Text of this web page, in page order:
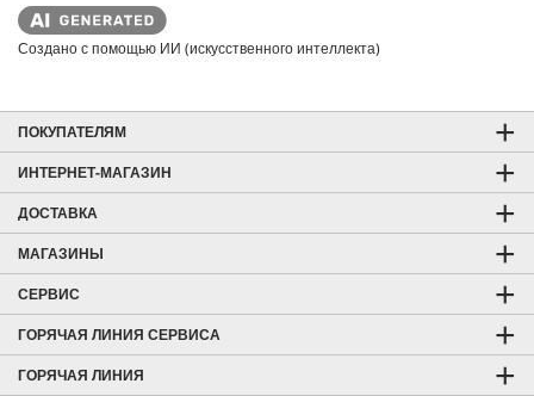
Создано с помощью ИИ (искусственного интеллекта)
ПОКУПАТЕЛЯМ
ИНТЕРНЕТ-МАГАЗИН
ДОСТАВКА
МАГАЗИНЫ
СЕРВИС
ГОРЯЧАЯ ЛИНИЯ СЕРВИСА
ГОРЯЧАЯ ЛИНИЯ